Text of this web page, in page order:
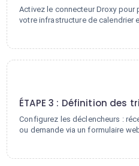
Activez le connecteur Droxy pour
votre infrastructure de calendrier
ÉTAPE 3 : Définition des
Configurez les déclencheurs :
ou demande via un formulaire